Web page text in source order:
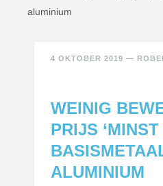
aluminium
4 OKTOBER 2019 —
WEINIG
PRIJS
ALUMINIUM